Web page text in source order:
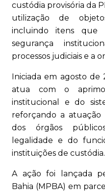
custódia provisória da
utilização de
incluindo itens que
segurança
processos judiciais e a
Iniciada em agosto de
atua com o
institucional e do
reforçando a atuação
dos órgãos
legalidade e do
instituições de custódia.
A ação foi lançada
Bahia (MPBA) em